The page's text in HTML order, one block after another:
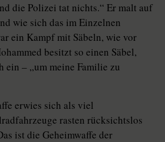
die Polizei tat nichts.“ Er malt auf
wie sich das im Einzelnen
ein Kampf mit Säbeln, wie vor
besitzt so einen Säbel,
ein – „um meine Familie zu
erwies sich als viel
rasten rücksichtslos
ist die Geheimwaffe der